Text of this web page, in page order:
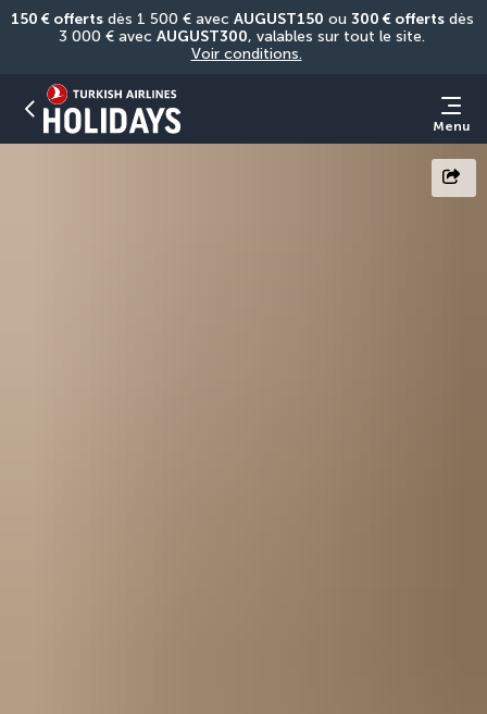
150 € offerts dès 1 500 € avec AUGUST150 ou 300 € offerts dès
3 000 € avec AUGUST300
Voir conditions.
Menu